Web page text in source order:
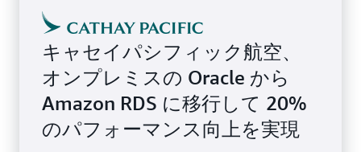
キャセイパシフィック航空、
オンプレミスの Oracle から
Amazon RDS に移行して 20%
のパフォーマンス向上を実現